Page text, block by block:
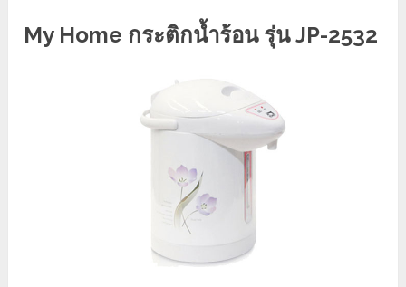
My Home กระติกน้ำร้อน รุ่น JP-2532